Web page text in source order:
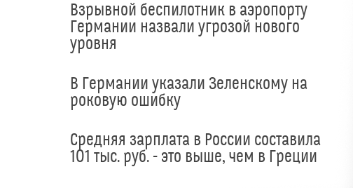
Взрывной беспилотник в аэропорту
Германии назвали угрозой нового
уровня
В Германии указали Зеленскому на
роковую ошибку
Средняя зарплата в России составила
101 тыс. руб. - это выше, чем в Греции